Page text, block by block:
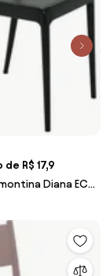
R$ 17,9
Diana ECO